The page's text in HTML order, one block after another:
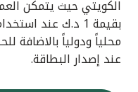
بقيمة 1 د.ك عند
عند إصدار البطاقة.